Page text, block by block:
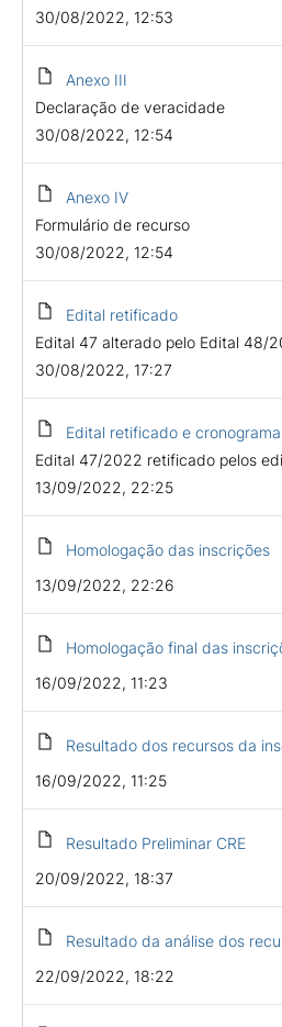
30/08/2022, 12:53
Anexo III
Declaração de veracidade
30/08/2022, 12:54
Anexo IV
Formulário de recurso
30/08/2022, 12:54
Edital retificado
Edital 47 alterado pelo Edital 48/
30/08/2022, 17:27
Edital retificado e
Edital 47/2022 retificado pelos
13/09/2022, 22:25
Homologação das inscrições
13/09/2022, 22:26
Homologação final das
16/09/2022, 11:23
Resultado dos recursos da
16/09/2022, 11:25
Resultado Preliminar CRE
20/09/2022, 18:37
Resultado da análise dos
22/09/2022, 18:22